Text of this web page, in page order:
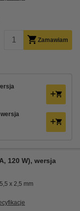
Zamawiam
120 W), wersja
5,5 x 2,5 mm